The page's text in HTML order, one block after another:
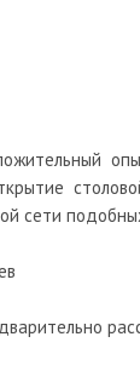
сети